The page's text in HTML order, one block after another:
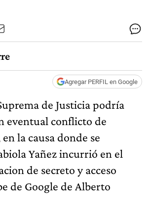
Agregar PERFIL en Google
de Justicia podría
eventual conflicto de
la causa donde se
Yañez incurrió en el
de secreto y acceso
de Google de Alberto